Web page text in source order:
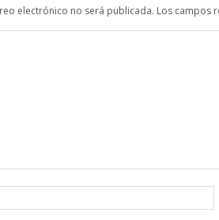
electrónico no será publicada. Los campos